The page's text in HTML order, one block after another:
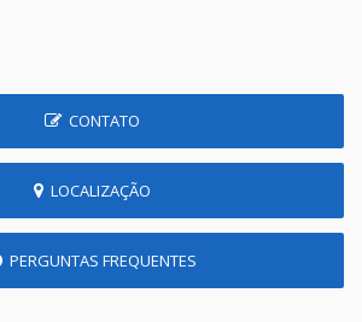
CONTATO
LOCALIZAÇÃO
PERGUNTAS FREQUENTES